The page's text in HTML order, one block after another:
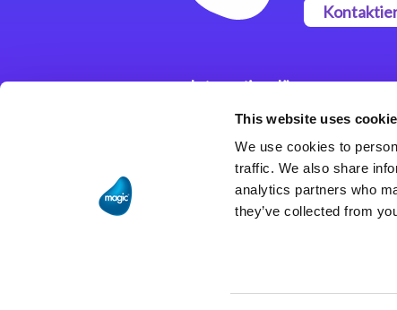
This website uses
We use cookies to
traffic. We also share
analytics partners who
they’ve collected from
Integrationslösungen
Magic xpi
Integrationsplattform